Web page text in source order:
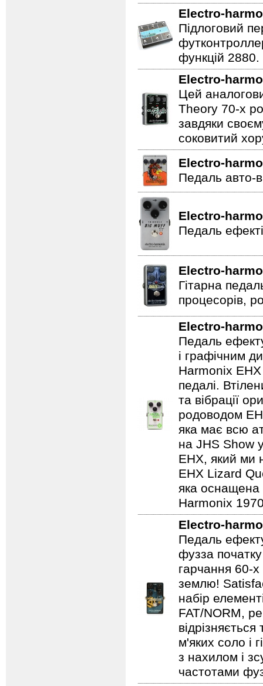
Electro-
Підлоговий
функцій 2880.
Electro-
Цей
Theory 70-х
завдяки
соковитий
Electro-
Педаль авто-
Electro-
Педаль
Electro-
Гітарна
процесорів,
Electro-
Педаль
і графічним
Harmonix
педалі.
та вібрації
родоводом
яка має всю
на JHS Show
EHX, який ми
EHX Lizard
яка оснащена
Harmonix
Electro-
Педаль
фузза
гарчання 60-
землю!
набір
FAT/NORM,
м'яких соло і
з нахилом і
частотами